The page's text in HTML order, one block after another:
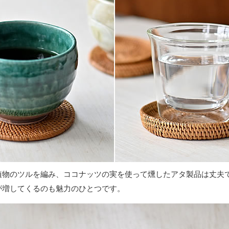
のツルを編み、ココナッツの実を使って燻したアタ製品は丈夫
してくるのも魅力のひとつです。